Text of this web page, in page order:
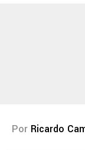
Por Ricardo